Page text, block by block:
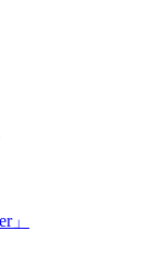
ついて
27シーズン試
27シーズン
」